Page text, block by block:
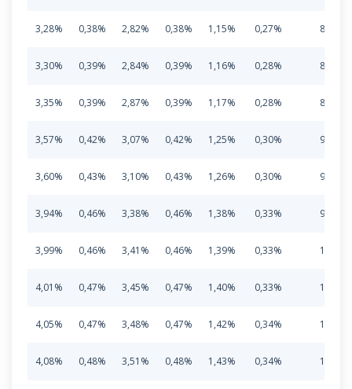
3,28% 0,38% 2,82% 0,38% 1,15% 0,27% 8,28%
3,30% 0,39% 2,84% 0,39% 1,16% 0,28% 8,36%
3,35% 0,39% 2,87% 0,39% 1,17% 0,28% 8,45%
3,57% 0,42% 3,07% 0,42% 1,25% 0,30% 9,03%
3,60% 0,43% 3,10% 0,43% 1,26% 0,30% 9,12%
3,94% 0,46% 3,38% 0,46% 1,38% 0,33% 9,95%
3,99% 0,46% 3,41% 0,46% 1,39% 0,33% 10,04%
4,01% 0,47% 3,45% 0,47% 1,40% 0,33% 10,13%
4,05% 0,47% 3,48% 0,47% 1,42% 0,34% 10,23%
4,08% 0,48% 3,51% 0,48% 1,43% 0,34% 10,32%